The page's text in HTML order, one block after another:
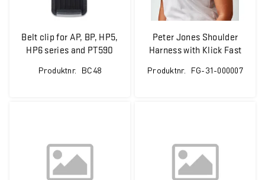
Passer til
Belt clip for AP, BP, HP5,
HP6 series and PT590
Produktnr. BC48
Peter Jones Shoulder
Harness with Klick Fast
Produktnr. FG-31-000007